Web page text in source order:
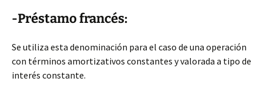
-Préstamo francés:
Se utiliza esta denominación para el caso de una operación
con términos amortizativos constantes y valorada a tipo de
interés constante.